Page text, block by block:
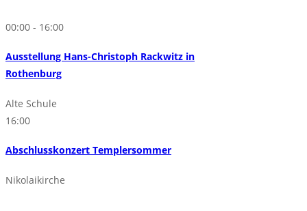
00:00 - 16:00
Ausstellung Hans-Christoph Rackwitz in
Rothenburg
Alte Schule
16:00
Abschlusskonzert Templersommer
Nikolaikirche